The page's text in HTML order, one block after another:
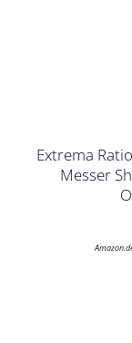
Extrema
Messer